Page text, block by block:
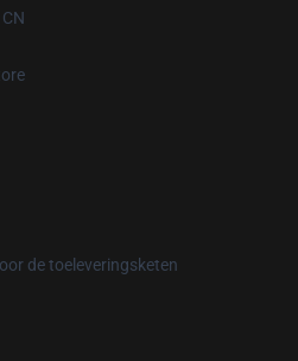
de toeleveringsketen